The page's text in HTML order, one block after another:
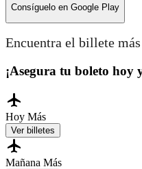
Consíguelo en Google Play
Encuentra el billete
¡Asegura tu boleto hoy
Hoy Más
Ver billetes
Mañana Más